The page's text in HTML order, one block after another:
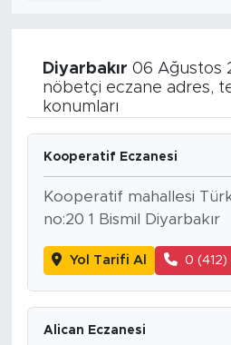
Diyarbakır 06 Ağustos
nöbetçi eczane adres,
konumları
Kooperatif Eczanesi
Kooperatif mahallesi
no:20 1 Bismil Diyarbakır
Yol Tarifi Al 0 (412)
Alican Eczanesi